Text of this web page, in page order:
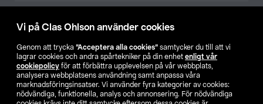
Vi på Clas Ohlson använder cookies
Genom att trycka ”Acceptera alla cookies” samtycker du till att vi
lagrar cookies och andra spårtekniker på din enhet enligt vår
cookiepolicy för att förbättra upplevelsen på vår webbplats,
analysera webbplatsens användning samt anpassa våra
marknadsföringsinsatser. Vi använder fyra kategorier av cookies:
nödvändiga, funktionella, analys och annonsering. För nödvändiga
Hitta butik
SE NO FI